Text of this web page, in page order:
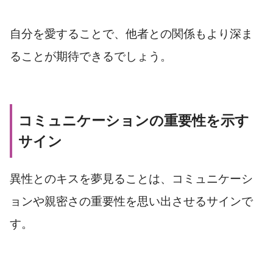
自分を愛することで、他者との関係もより深ま
ることが期待できるでしょう。
コミュニケーションの重要性を示す
サイン
異性とのキスを夢見ることは、コミュニケーシ
ョンや親密さの重要性を思い出させるサインで
す。